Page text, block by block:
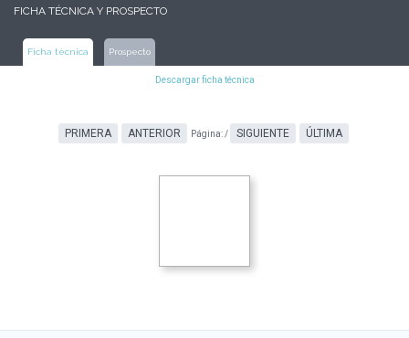
FICHA TÉCNICA Y PROSPECTO
Ficha técnica Prospecto
Descargar ficha técnica
PRIMERA ANTERIOR Página:/ SIGUIENTE ÚLTIMA